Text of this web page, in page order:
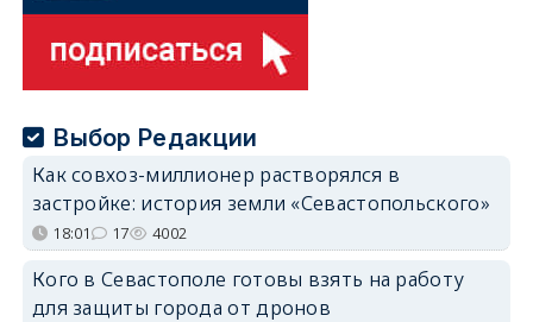
Выбор Редакции
Как совхоз-миллионер растворялся в
застройке: история земли «Севастопольского»
18:01 17 4002
Кого в Севастополе готовы взять на работу
для защиты города от дронов